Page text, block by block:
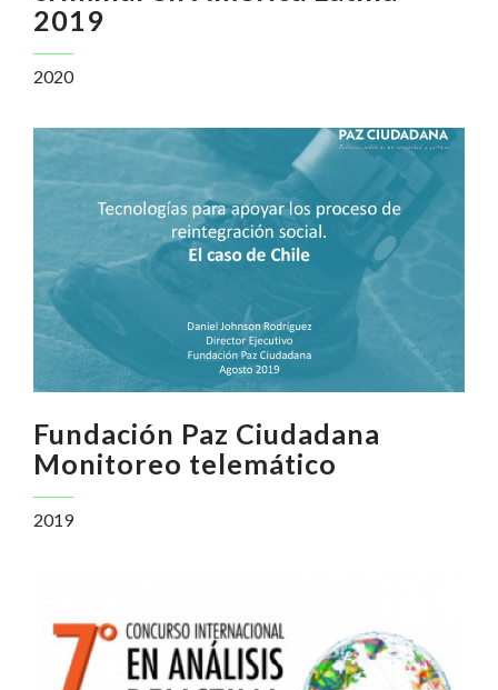
2019
2020
Fundación Paz Ciudadana
Monitoreo telemático
2019